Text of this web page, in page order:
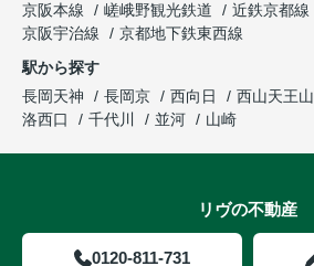
京阪本線
嵯峨野観光鉄道 近鉄京都線
京阪宇治線
京都地下鉄東西線
駅から探す
長岡天神
長岡京 西向日 西山天王山
洛西口
千代川 並河 山崎
リヴの不動産
0120-811-731